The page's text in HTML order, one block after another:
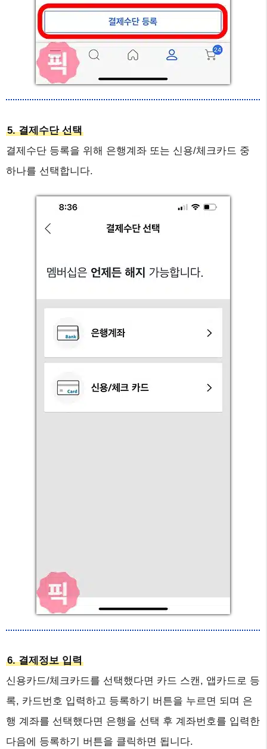
5. 결제수단 선택
결제수단 등록을 위해 은행계좌 또는 신용/체크카드 중
하나를 선택합니다.
6. 결제정보 입력
신용카드/체크카드를 선택했다면 카드 스캔, 앱카드로 등
록, 카드번호 입력하고 등록하기 버튼을 누르면 되며 은
행 계좌를 선택했다면 은행을 선택 후 계좌번호를 입력한
다음에 등록하기 버튼을 클릭하면 됩니다.